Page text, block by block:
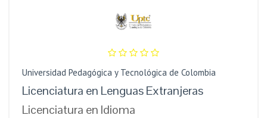
Universidad Pedagógica y Tecnológica de Colombia
Licenciatura en Lenguas Extranjeras
Licenciatura en Idioma